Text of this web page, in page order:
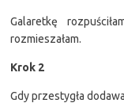
Galaretkę
rozmieszałam.
Krok 2
Gdy przestygła